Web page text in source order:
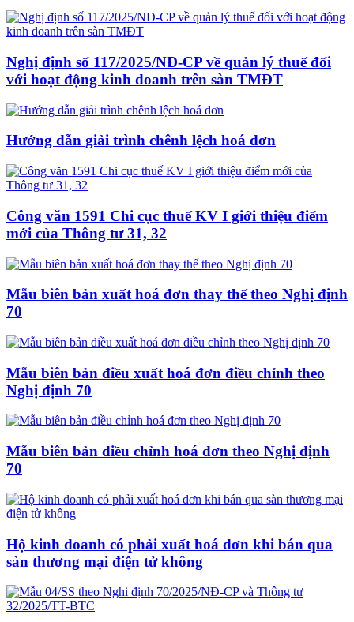
Nghị định số 117/2025/NĐ-CP về quản lý thuế đối
với hoạt động kinh doanh trên sàn TMĐT
Hướng dẫn giải trình chênh lệch hoá đơn
Công văn 1591 Chi cục thuế KV I giới thiệu điểm
mới của Thông tư 31, 32
Mẫu biên bản xuất hoá đơn thay thế theo Nghị định
70
Mẫu biên bản điều xuất hoá đơn điều chỉnh theo
Nghị định 70
Mẫu biên bản điều chỉnh hoá đơn theo Nghị định
70
Hộ kinh doanh có phải xuất hoá đơn khi bán qua
sàn thương mại điện tử không